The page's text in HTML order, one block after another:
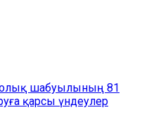
шабуылының 81
қарсы үндеулер